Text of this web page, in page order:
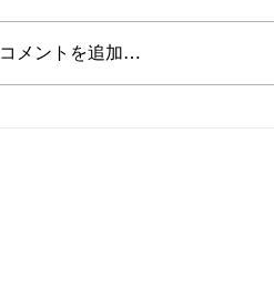
雪っておもしろいな～
コメントを追加…